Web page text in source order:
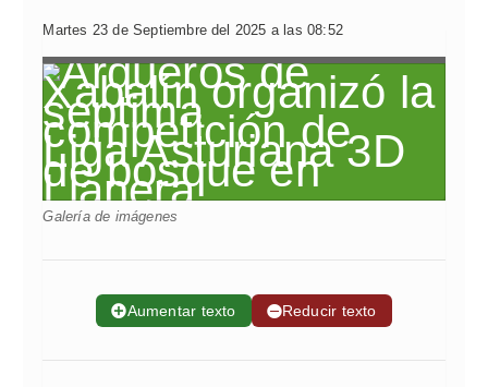
Martes 23 de Septiembre del 2025 a las 08:52
Galería de imágenes
➕Aumentar texto ➖Reducir texto